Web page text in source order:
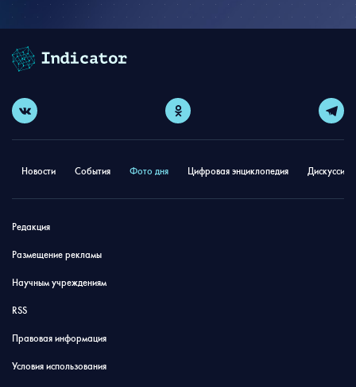
Новости События Фото дня Цифровая энциклопедия
Редакция
Размещение рекламы
Научным учреждениям
RSS
Правовая информация
Условия использования